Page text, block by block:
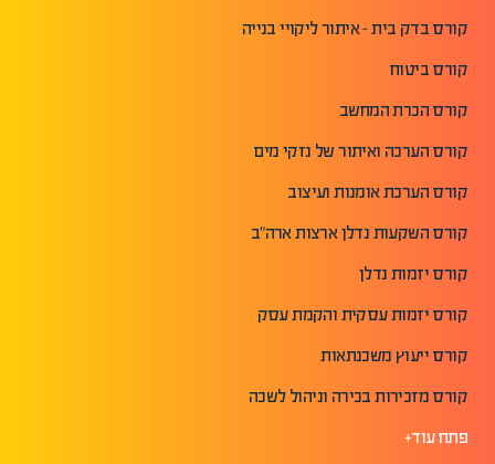
קורס בדק בית - איתור ליקויי בנייה
קורס ביטוח
קורס הכרת המחשב
קורס הערכה ואיתור של נזקי מים
קורס הערכת אומנות ועיצוב
קורס השקעות נדלן ארצות ארה"ב
קורס יזמות נדלן
קורס יזמות עסקית והקמת עסק
קורס ייעוץ משכנתאות
קורס מזכירות בכירה וניהול לשכה
פתח עוד+